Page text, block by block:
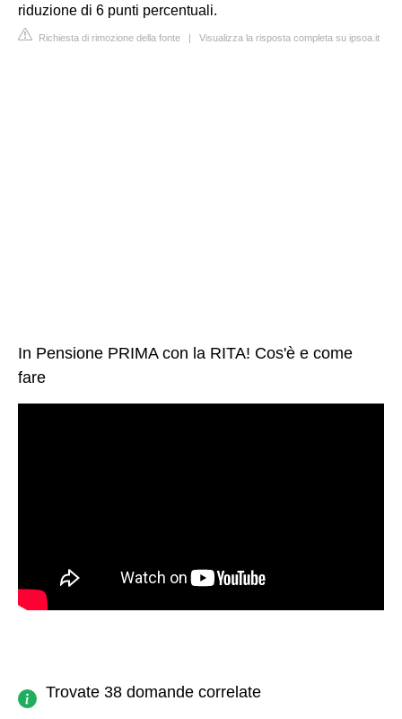
riduzione di 6 punti percentuali.
Richiesta di rimozione della fonte | Visualizza la risposta completa su ipsoa.it
In Pensione PRIMA con la RITA! Cos'è e come
fare
Trovate 38 domande correlate